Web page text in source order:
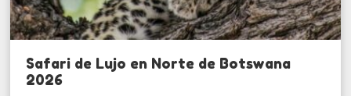
Safari de Lujo en Norte de Botswana
2026